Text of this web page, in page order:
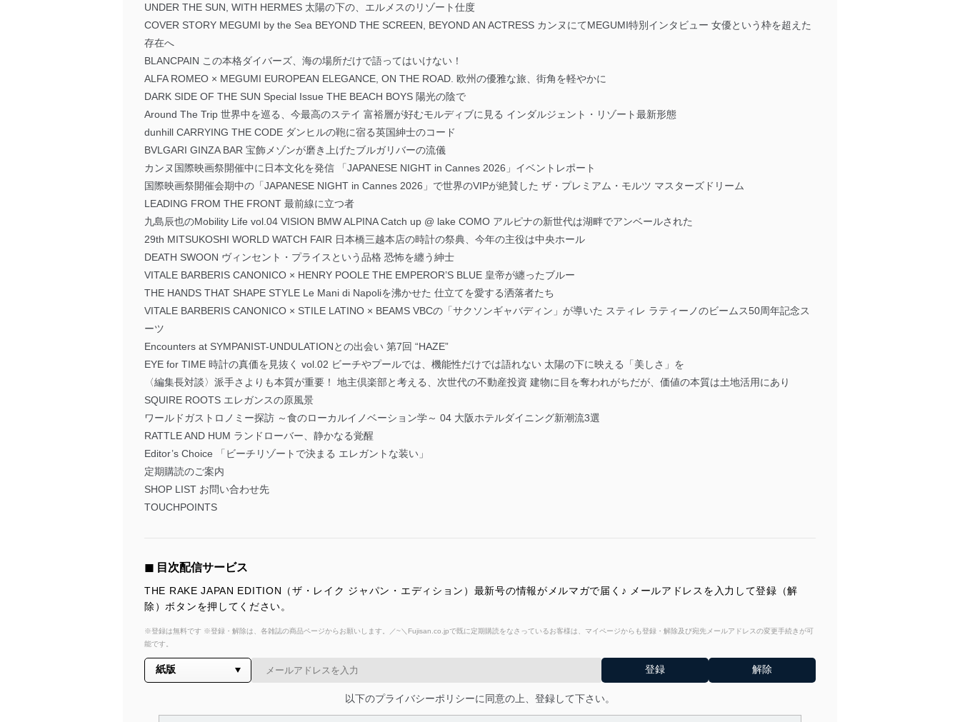
UNDER THE SUN, WITH HERMES 太陽の下の、エルメスのリゾート仕度
COVER STORY MEGUMI by the Sea BEYOND THE SCREEN, BEYOND AN ACTRESS カンヌにてMEGUMI特別インタビュー 女優という枠を超えた
存在へ
BLANCPAIN この本格ダイバーズ、海の場所だけで語ってはいけない！
ALFA ROMEO × MEGUMI EUROPEAN ELEGANCE, ON THE ROAD. 欧州の優雅な旅、街角を軽やかに
DARK SIDE OF THE SUN Special Issue THE BEACH BOYS 陽光の陰で
Around The Trip 世界中を巡る、今最高のステイ 富裕層が好むモルディブに見る インダルジェント・リゾート最新形態
dunhill CARRYING THE CODE ダンヒルの鞄に宿る英国紳士のコード
BVLGARI GINZA BAR 宝飾メゾンが磨き上げたブルガリバーの流儀
カンヌ国際映画祭開催中に日本文化を発信 「JAPANESE NIGHT in Cannes 2026」イベントレポート
国際映画祭開催会期中の「JAPANESE NIGHT in Cannes 2026」で世界のVIPが絶賛した ザ・プレミアム・モルツ マスターズドリーム
LEADING FROM THE FRONT 最前線に立つ者
九島辰也のMobility Life vol.04 VISION BMW ALPINA Catch up @ lake COMO アルピナの新世代は湖畔でアンベールされた
29th MITSUKOSHI WORLD WATCH FAIR 日本橋三越本店の時計の祭典、今年の主役は中央ホール
DEATH SWOON ヴィンセント・プライスという品格 恐怖を纏う紳士
VITALE BARBERIS CANONICO × HENRY POOLE THE EMPEROR’S BLUE 皇帝が纏ったブルー
THE HANDS THAT SHAPE STYLE Le Mani di Napoliを沸かせた 仕立てを愛する洒落者たち
VITALE BARBERIS CANONICO × STILE LATINO × BEAMS VBCの「サクソンギャバディン」が導いた スティレ ラティーノのビームス50周年記念ス
ーツ
Encounters at SYMPANIST-UNDULATIONとの出会い 第7回 “HAZE”
EYE for TIME 時計の真価を見抜く vol.02 ビーチやプールでは、機能性だけでは語れない 太陽の下に映える「美しさ」を
〈編集長対談〉派手さよりも本質が重要！ 地主倶楽部と考える、次世代の不動産投資 建物に目を奪われがちだが、価値の本質は土地活用にあり
SQUIRE ROOTS エレガンスの原風景
ワールドガストロノミー探訪 ～食のローカルイノベーション学～ 04 大阪ホテルダイニング新潮流3選
RATTLE AND HUM ランドローバー、静かなる覚醒
Editor’s Choice 「ビーチリゾートで決まる エレガントな装い」
定期購読のご案内
SHOP LIST お問い合わせ先
TOUCHPOINTS
◼︎ 目次配信サービス
THE RAKE JAPAN EDITION（ザ・レイク ジャパン・エディション）最新号の情報がメルマガで届く♪ メールアドレスを入力して登録（解
除）ボタンを押してください。
※登録は無料です ※登録・解除は、各雑誌の商品ページからお願いします。／~＼Fujisan.co.jpで既に定期購読をなさっているお客様は、マイページからも登録・解除及び宛先メールアドレスの変更手続きが可
能です。
以下のプライバシーポリシーに同意の上、登録して下さい。